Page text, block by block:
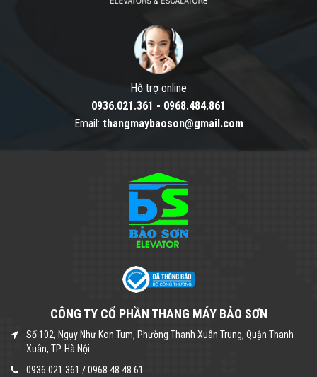
Hỗ trợ online
0936.021.361 - 0968.484.861
Email: thangmaybaoson@gmail.com
CÔNG TY CỔ PHẦN THANG MÁY BẢO SƠN
Số 102, Ngụy Như Kon Tum, Phường Thanh Xuân Trung, Quận Thanh
Xuân, TP. Hà Nội
0936.021.361 /0968.48.48.61